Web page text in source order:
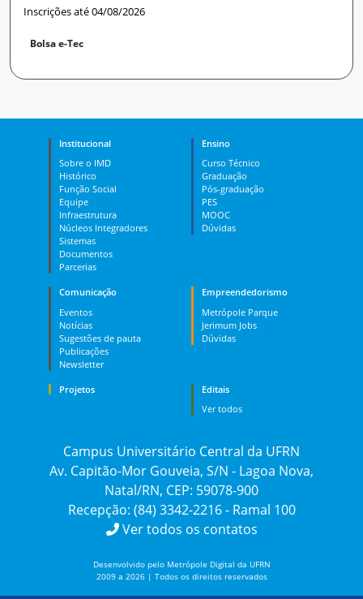
Inscrições até 04/08/2026
Bolsa e-Tec
Institucional
Sobre o IMD
Histórico
Função Social
Equipe
Infraestrutura
Núcleos Integradores
Sistemas
Documentos
Parcerias
Ensino
Curso Técnico
Graduação
Pós-graduação
PES
MOOC
Dúvidas
Comunicação
Eventos
Notícias
Sugestões de pauta
Publicações
Newsletter
Empreendedorismo
Metrópole Parque
Jerimum Jobs
Dúvidas
Projetos
Editais
Ver todos
Campus Universitário Central da UFRN
Av. Capitão-Mor Gouveia, S/N - Lagoa Nova,
Natal/RN, CEP: 59078-900
Recepção: (84) 3342-2216 - Ramal 100
Ver todos os contatos
Desenvolvido pelo Metrópole Digital da UFRN
2009 a 2026 | Todos os direitos reservados